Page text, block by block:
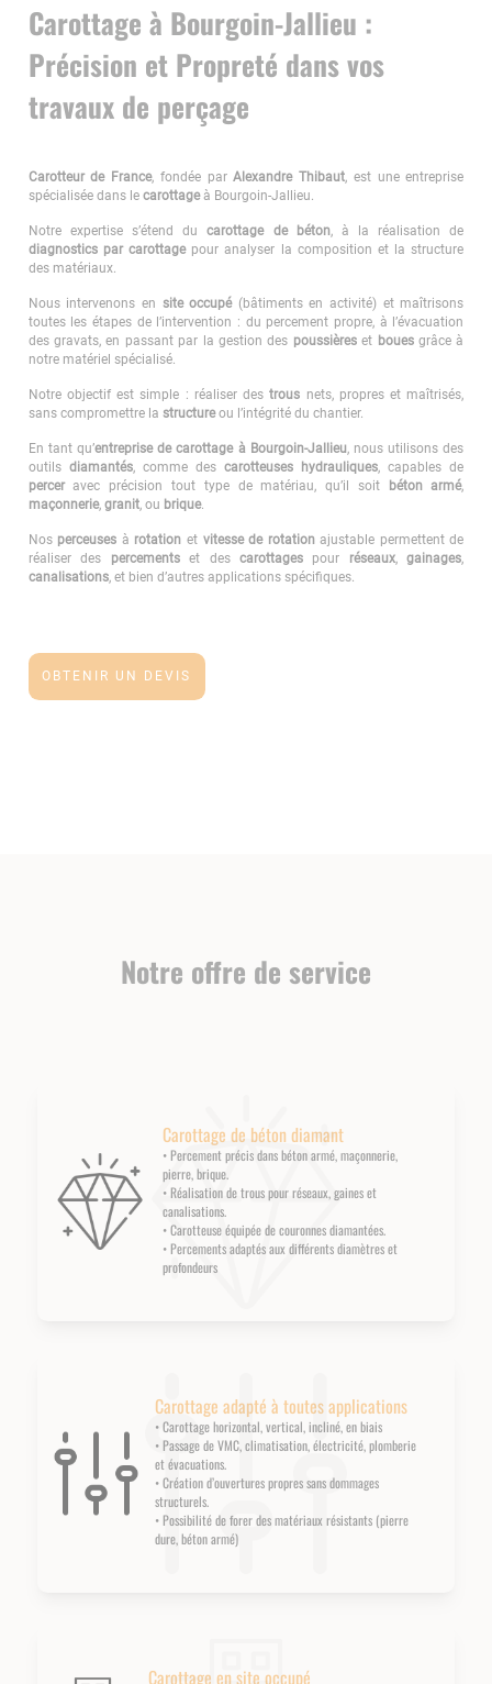
Carottage à Bourgoin-Jallieu :
Précision et Propreté dans vos
travaux de perçage
Carotteur de France, fondée parAlexandre Thibaut, est une entreprise
spécialisée dans le carottageà Bourgoin-Jallieu.
Notre expertise s’étend ducarottage de béton, à la réalisation de
diagnostics par carottagepour analyser la composition et la structure
des matériaux.
Nous intervenons en site occupé(bâtiments en activité) et maîtrisons
toutes les étapes de l’intervention : du percement propre, à l’évacuation
des gravats, en passant par la gestion des poussièreset bouesgrâce à
notre matériel spécialisé.
Notre objectif est simple : réaliser destrous nets, propres et maîtrisés,
sans compromettre la structureou l’intégrité du chantier.
En tant qu’entreprise de carottage à Bourgoin-Jallieu, nous utilisons des
outilsdiamantés, comme descarotteuses hydrauliques, capables de
perceravec précision tout type de matériau, qu’il soit béton armé,
maçonnerie, granit, ou brique.
Nos perceuses à rotation et vitesse de rotationajustable permettent de
réaliser des
percementset des carottagespour réseaux,gainages,
canalisations, et bien d’autres applications spécifiques.
OBTENIR UN DEVIS
Notre offre de service
Carottage de béton diamant
• Percement précis dans béton armé, maçonnerie,
pierre, brique.
• Réalisation de trous pour réseaux, gaines et
canalisations.
• Carotteuse équipée de couronnes diamantées.
• Percements adaptés aux différents diamètres et
profondeurs
Carottage adapté à toutes applications
• Carottage horizontal, vertical, incliné, en biais
• Passage de VMC, climatisation, électricité, plomberie
et évacuations.
• Création d’ouvertures propres sans dommages
structurels.
• Possibilité de forer des matériaux résistants (pierre
dure, béton armé)
Carottage en site occupé